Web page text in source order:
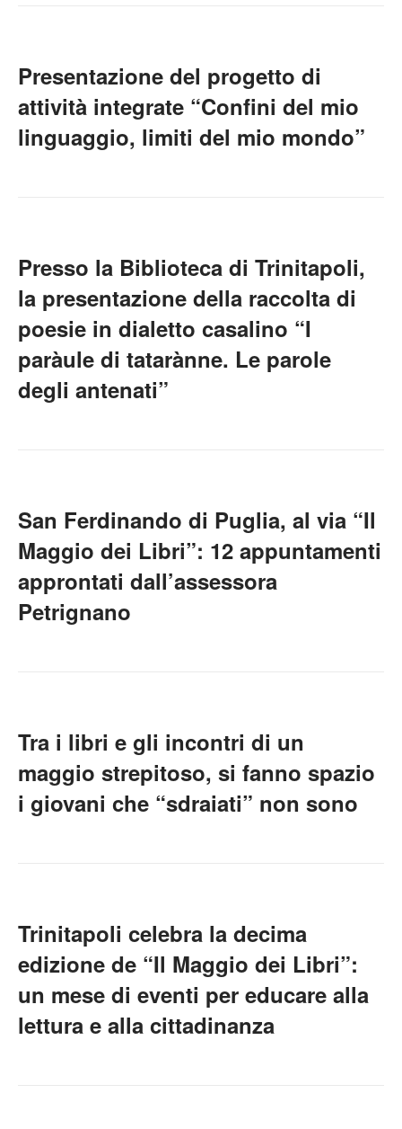
Presentazione del progetto di
attività integrate “Confini del mio
linguaggio, limiti del mio mondo”
Presso la Biblioteca di Trinitapoli,
la presentazione della raccolta di
poesie in dialetto casalino “I
paràule di tatarànne. Le parole
degli antenati”
San Ferdinando di Puglia, al via “Il
Maggio dei Libri”: 12 appuntamenti
approntati dall’assessora
Petrignano
Tra i libri e gli incontri di un
maggio strepitoso, si fanno spazio
i giovani che “sdraiati” non sono
Trinitapoli celebra la decima
edizione de “Il Maggio dei Libri”:
un mese di eventi per educare alla
lettura e alla cittadinanza